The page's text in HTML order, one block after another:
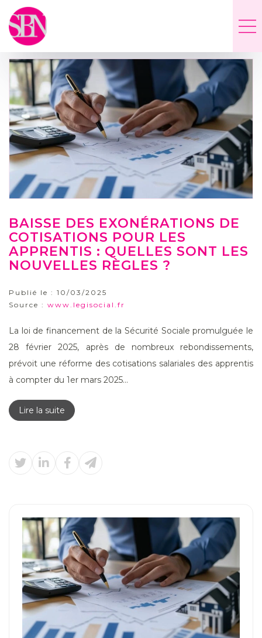
BAISSE DES EXONÉRATIONS DE
COTISATIONS POUR LES
APPRENTIS : QUELLES SONT LES
NOUVELLES RÈGLES ?
Publié le : 10/03/2025
Source : www.legisocial.fr
La loi de financement de la Sécurité Sociale promulguée le
28 février 2025, après de nombreux rebondissements,
prévoit une réforme des cotisations salariales des apprentis
à compter du 1er mars 2025...
Lire la suite